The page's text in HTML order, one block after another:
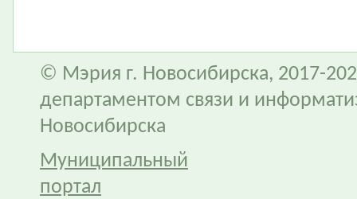
© Мэрия г. Новосибирска, 2017-
департаментом связи и
Новосибирска
Муниципальный
портал